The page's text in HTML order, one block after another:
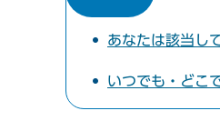
あなたは該当し
いつでも・どこ